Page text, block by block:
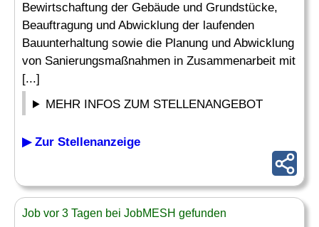
Bewirtschaftung der Gebäude und Grundstücke,
Beauftragung und Abwicklung der laufenden
Bauunterhaltung sowie die Planung und Abwicklung
von Sanierungsmaßnahmen in Zusammenarbeit mit
[...]
MEHR INFOS ZUM STELLENANGEBOT
▶ Zur Stellenanzeige
Job vor 3 Tagen bei JobMESH gefunden